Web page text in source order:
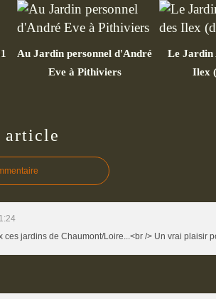
Au Jardin personnel d'André
Eve à Pithiviers
Le Jardin
Ilex
article
ces jardins de Chaumont/Loire...<br /> Un vrai plaisir